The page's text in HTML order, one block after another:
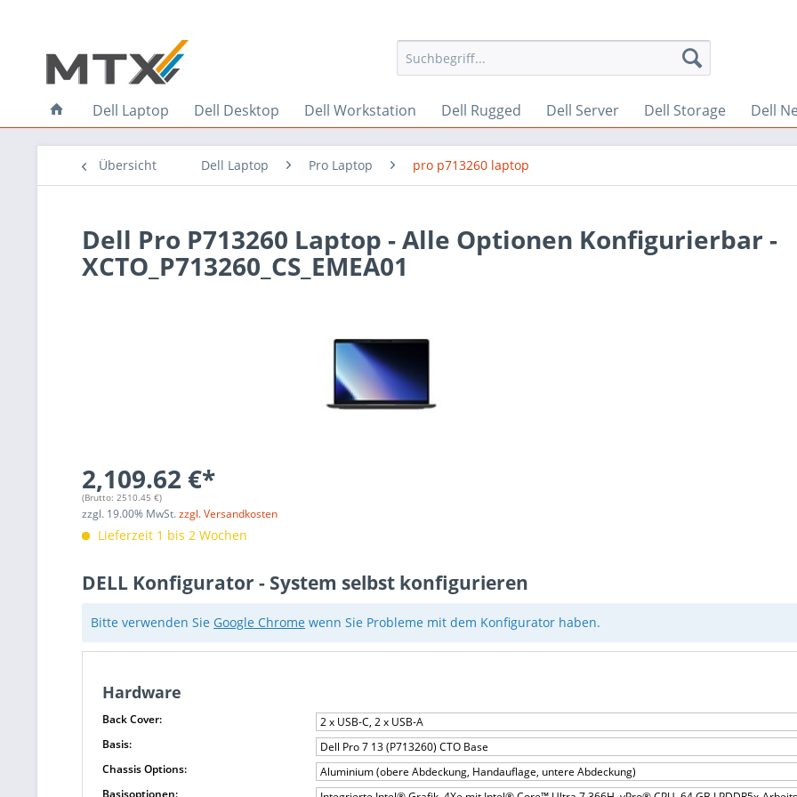
Dell Laptop Dell Desktop Dell Workstation Dell Rugged Dell Server Dell Storage Dell
Übersicht Dell Laptop Pro Laptop pro p713260 laptop
Dell Pro P713260 Laptop - Alle Optionen Konfigurierbar -
XCTO_P713260_CS_EMEA01
2,109.62 €*
(Brutto: 2510.45 €)
zzgl. 19.00% MwSt.zzgl. Versandkosten
Lieferzeit 1 bis 2 Wochen
DELL Konfigurator - System selbst konfigurieren
Bitte verwenden Sie Google Chrome wenn Sie Probleme mit dem Konfigurator haben.
Hardware
Back Cover:
2 x USB-C, 2 x USB-A
Basis:
Dell Pro 7 13 (P713260) CTO Base
Chassis Options:
Aluminium (obere Abdeckung, Handauflage, untere Abdeckung)
Basisoptionen: